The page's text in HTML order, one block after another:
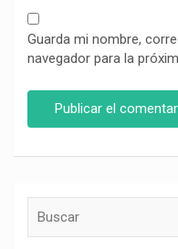
Guarda mi nombre,
navegador para la